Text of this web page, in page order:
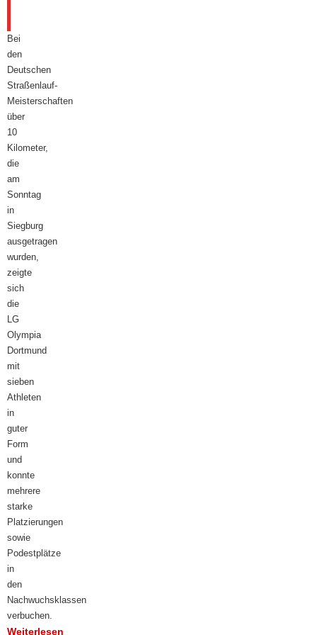
Bei
den
Deutschen
Straßenlauf-
Meisterschaften
über
10
Kilometer,
die
am
Sonntag
in
Siegburg
ausgetragen
wurden,
zeigte
sich
die
LG
Olympia
Dortmund
mit
sieben
Athleten
in
guter
Form
und
konnte
mehrere
starke
Platzierungen
sowie
Podestplätze
in
den
Nachwuchsklassen
verbuchen.
Weiterlesen